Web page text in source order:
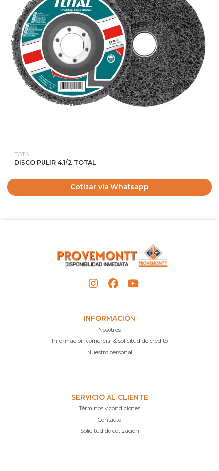
TOTAL
DISCO PULIR 4.1/2 TOTAL
Cotizar vía Whatsapp
INFORMACIÓN
Nosotros
Información comercial & solicitud de credito
Nuestro personal
SERVICIO AL CLIENTE
Términos y condiciones
Contacto
Solicitud de cotización